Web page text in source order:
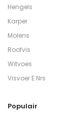
Hengels
Karper
Molens
Roofvis
Witvoes
Visvoer E Nrs
Populair